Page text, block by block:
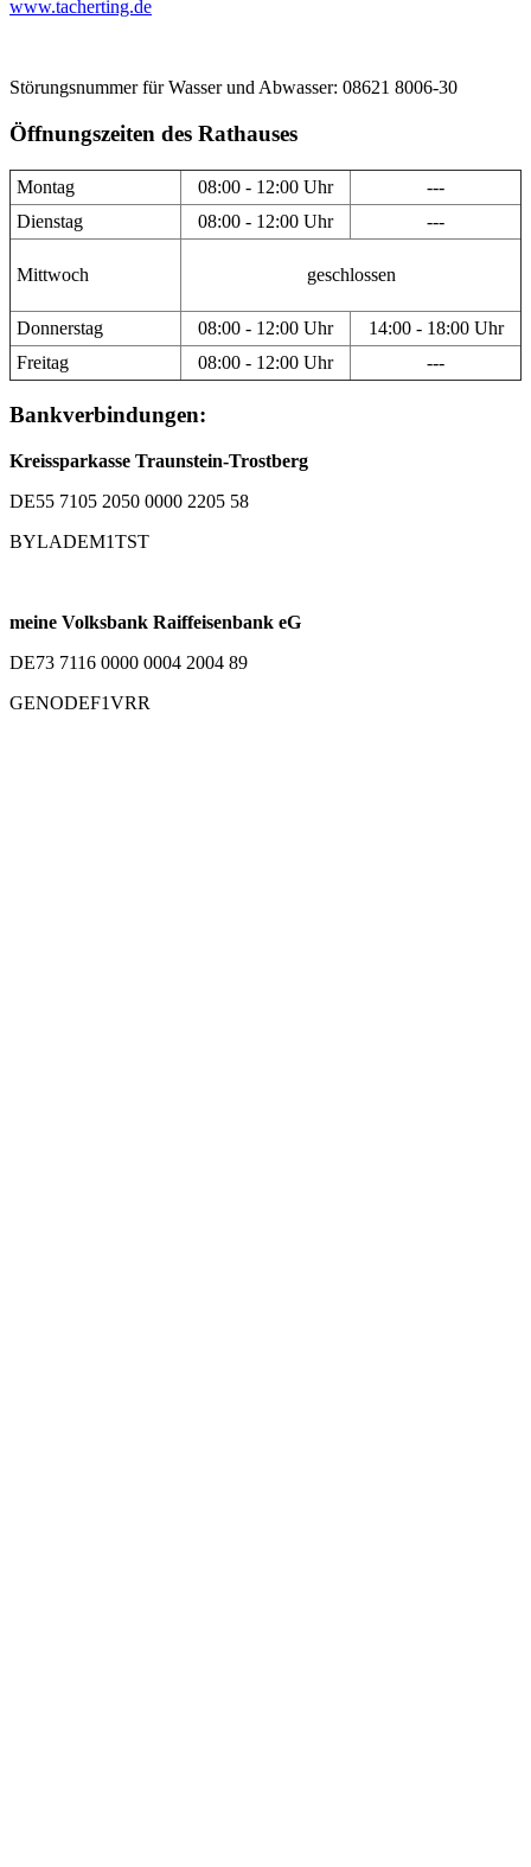
www.tacherting.de
Störungsnummer für Wasser und Abwasser: 08621 8006-30
Öffnungszeiten des Rathauses
Montag 08:00 - 12:00 Uhr
---
Dienstag
08:00 - 12:00 Uhr ---
Mittwoch geschlossen
Donnerstag 08:00 - 12:00 Uhr
14:00 - 18:00 Uhr
Freitag
08:00 - 12:00 Uhr ---
Bankverbindungen:
Kreissparkasse Traunstein-Trostberg
DE55 7105 2050 0000 2205 58
BYLADEM1TST
meine Volksbank Raiffeisenbank eG
DE73 7116 0000 0004 2004 89
GENODEF1VRR